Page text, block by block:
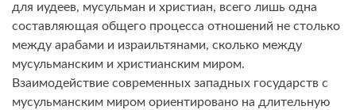
для иудеев, мусульман и христиан, всего лишь одна
составляющая общего процесса отношений не столько
между арабами и израильтянами, сколько между
мусульманским и христианским миром.
Взаимодействие современных западных государств с
мусульманским миром ориентировано на длительную